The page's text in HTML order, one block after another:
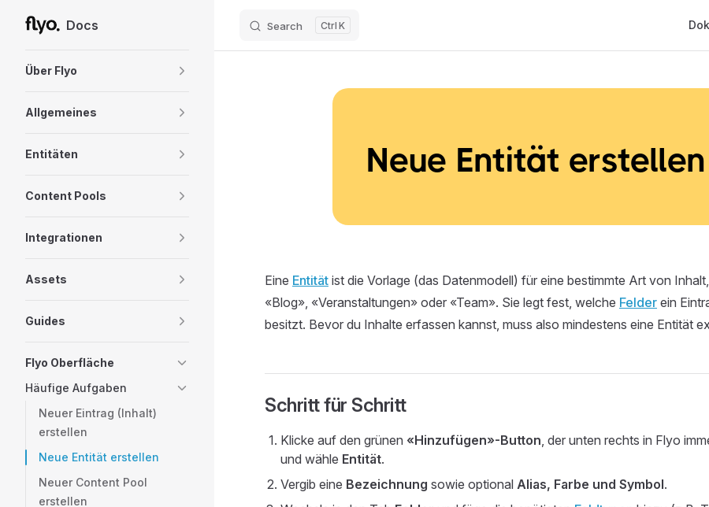
Skip to content
Docs Search K
Sidebar Navigation
Über Flyo
Allgemeines
Entitäten
Content Pools
Integrationen
Assets
Guides
Flyo Oberfläche
Häufige Aufgaben
Neuer Eintrag (Inhalt)
erstellen
Neue Entität erstellen
Neuer Content Pool
erstellen
Neue Entität erstellen
Eine Entität ist die Vorlage (das Datenmodell) für eine bestimmte Art von
«Blog», «Veranstaltungen» oder «Team». Sie legt fest, welche Felder ein
besitzt. Bevor du Inhalte erfassen kannst, muss also mindestens eine Entität
Schritt für Schritt
Klicke auf den grünen «Hinzufügen»-Button, der unten rechts in Flyo
und wähle Entität.
Vergib eine Bezeichnung sowie optional Alias, Farbe und Symbol.